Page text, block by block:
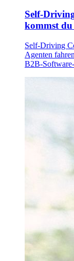
Self-
kommst
Self-Driving
Agenten
B2B-